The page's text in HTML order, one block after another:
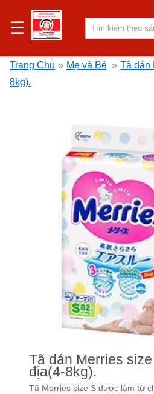
☰
Trang Chủ » Mẹ và Bé » Tã dán
8kg).
Tã dán Merries
địa(4-8kg).
Tã Merries size S được làm từ